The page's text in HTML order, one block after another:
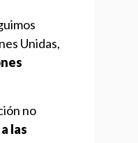
Unidas,
no
las